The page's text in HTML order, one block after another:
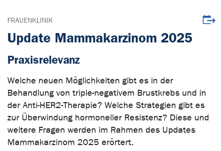
FRAUENKLINIK
Update Mammakarzinom 2025
Praxisrelevanz
Welche neuen Möglichkeiten gibt es in der
Behandlung von triple-negativem Brustkrebs und in
der Anti-HER2-Therapie? Welche Strategien gibt es
zur Überwindung hormoneller Resistenz? Diese und
weitere Fragen werden im Rahmen des Updates
Mammakarzinom 2025 erörtert.